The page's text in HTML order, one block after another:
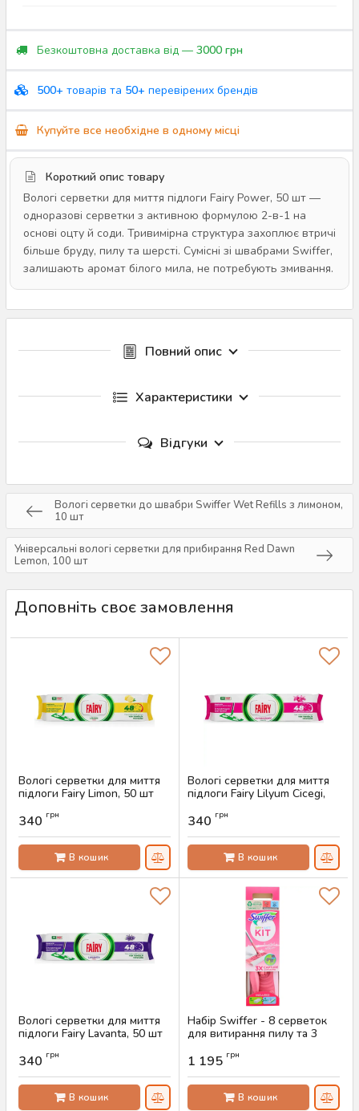
Безкоштовна доставка від — 3000 грн
500+ товарів та 50+ перевірених брендів
Купуйте все необхідне в одному місці
Короткий опис товару
Вологі серветки для миття підлоги Fairy Power, 50 шт —
одноразові серветки з активною формулою 2-в-1 на
основі оцту й соди. Тривимірна структура захоплює втричі
більше бруду, пилу та шерсті. Сумісні зі швабрами Swiffer,
залишають аромат білого мила, не потребують змивання.
Повний опис
Характеристики
Відгуки
Вологі серветки до швабри Swiffer Wet Refills з лимоном,
10 шт
Універсальні вологі серветки для прибирання Red Dawn
Lemon, 100 шт
Доповніть своє замовлення
Вологі серветки для миття
підлоги Fairy Limon, 50 шт
340 грн
В кошик
Вологі серветки для миття
підлоги Fairy Lilyum Cicegi,
Артикул:
340 грн
В кошик
Вологі серветки для миття
підлоги Fairy Lavanta, 50 шт
340 грн
В кошик
Набір Swiffer - 8 серветок
для витирання пилу та 3
підлоги, обмежена серія
Артикул:AS-00626
1 195 грн
В кошик